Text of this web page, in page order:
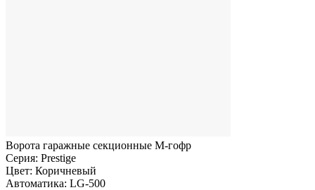
Ворота гаражные секционные M-гофр
Серия: Prestige
Цвет: Коричневый
Автоматика: LG-500